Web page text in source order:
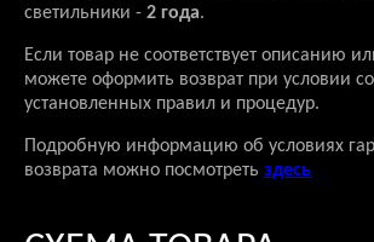
светильники - 2 года.
Если товар не соответствует описанию
можете оформить возврат при условии
установленных правил и процедур.
Подробную информацию об условиях
возврата можно посмотреть здесь